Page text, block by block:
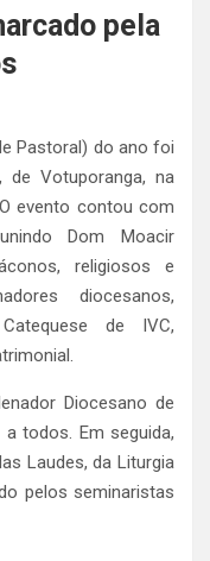
pela
Pastoral) do ano foi
de Votuporanga, na
evento contou com
Dom Moacir
religiosos e
diocesanos,
de IVC,
Diocesano de
todos. Em seguida,
Laudes, da Liturgia
pelos seminaristas